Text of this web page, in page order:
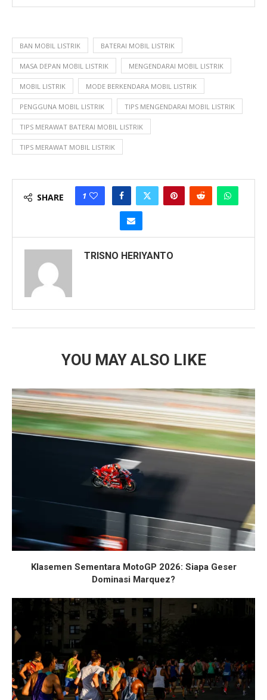
BAN MOBIL LISTRIK BATERAI MOBIL LISTRIK
MASA DEPAN MOBIL LISTRIK MENGENDARAI MOBIL LISTRIK
MOBIL LISTRIK MODE BERKENDARA MOBIL LISTRIK
PENGGUNA MOBIL LISTRIK TIPS MENGENDARAI MOBIL LISTRIK
TIPS MERAWAT BATERAI MOBIL LISTRIK
TIPS MERAWAT MOBIL LISTRIK
SHARE 1
TRISNO HERIYANTO
YOU MAY ALSO LIKE
Klasemen Sementara MotoGP 2026: Siapa Geser
Dominasi Marquez?